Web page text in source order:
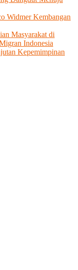
Widmer Kembangan
Masyarakat di
Indonesia
Kepemimpinan